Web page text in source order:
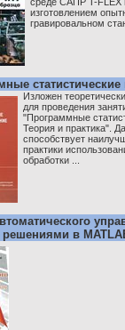
изготовлением
гравировальном
Изложен
для проведения
"Программные
Теория и практика".
способствует
практики
обработки ...
решениями в